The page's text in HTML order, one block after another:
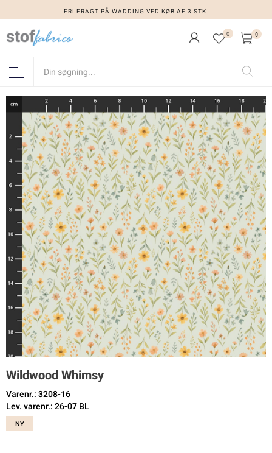
FRI FRAGT PÅ WADDING VED KØB AF 3 STK.
0 0
Wildwood Whimsy
Varenr.: 3208-16
Lev. varenr.: 26-07 BL
NY